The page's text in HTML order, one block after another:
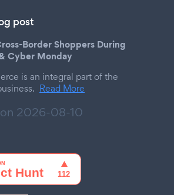
post
Border Shoppers During
Cyber Monday
is an integral part of the
Read More
2026-08-10